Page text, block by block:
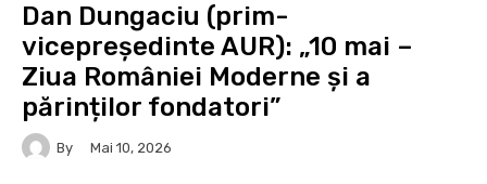
Dan Dungaciu (prim-
vicepreședinte AUR): „10 mai –
Ziua României Moderne și a
părinților fondatori”
By Mai 10, 2026